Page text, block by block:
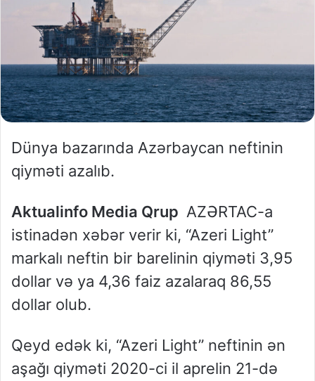
Dünya bazarında Azərbaycan neftinin
qiyməti azalıb.
Aktualinfo Media Qrup AZƏRTAC-a
istinadən xəbər verir ki, “Azeri Light”
markalı neftin bir barelinin qiyməti 3,95
dollar və ya 4,36 faiz azalaraq 86,55
dollar olub.
Qeyd edək ki, “Azeri Light” neftinin ən
aşağı qiyməti 2020-ci il aprelin 21-də